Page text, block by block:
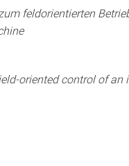
control of an